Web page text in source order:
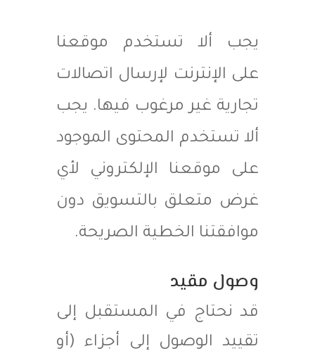
يجب ألا تستخدم موقعنا
على الإنترنت لإرسال اتصالات
تجارية غير مرغوب فيها. يجب
ألا تستخدم المحتوى الموجود
على موقعنا الإلكتروني لأي
غرض متعلق بالتسويق دون
موافقتنا الخطية الصريحة.
وصول مقيد
قد نحتاج في المستقبل إلى
تقييد الوصول إلى أجزاء (أو